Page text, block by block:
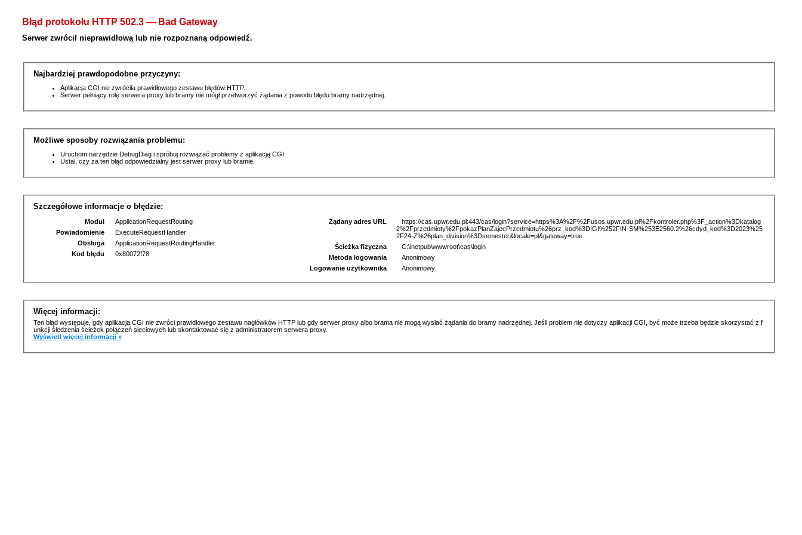
Błąd protokołu HTTP 502.3 — Bad Gateway
Serwer zwrócił nieprawidłową lub nie rozpoznaną odpowiedź.
Najbardziej prawdopodobne przyczyny:
Aplikacja CGI nie zwróciła prawidłowego zestawu błędów HTTP.
Serwer pełniący rolę serwera proxy lub bramy nie mógł przetworzyć żądania z powodu błędu bramy nadrzędnej.
Możliwe sposoby rozwiązania problemu:
Uruchom narzędzie DebugDiag i spróbuj rozwiązać problemy z aplikacją CGI.
Ustal, czy za ten błąd odpowiedzialny jest serwer proxy lub bramie.
Szczegółowe informacje o błędzie:
Moduł
ApplicationRequestRouting
Powiadomienie
ExecuteRequestHandler
Obsługa
ApplicationRequestRoutingHandler
Kod błędu
0x80072f78
Żądany adres URL
https://cas.upwr.edu.pl:443/cas/login?service=https%3A%2F%2Fusos.upwr.edu.pl%2Fkontroler.php%3F_action%3Dkatalog
2%2Fprzedmioty%2FpokazPlanZajecPrzedmiotu%26prz_kod%3DIGI%252FIN-SM%253E2560.2%26cdyd_kod%3D2023%25
2F24-Z%26plan_division%3Dsemester&locale=pl&gateway=true
Ścieżka fizyczna
C:\inetpub\wwwroot\cas\login
Metoda logowania
Anonimowy
Logowanie użytkownika
Anonimowy
Więcej informacji:
Ten błąd występuje, gdy aplikacja CGI nie zwróci prawidłowego zestawu nagłówków HTTP lub gdy serwer proxy albo brama nie mogą wysłać żądania do bramy nadrzędnej. Jeśli problem nie dotyczy aplikacji CGI, być może trzeba będzie skorzystać z f
unkcji śledzenia ścieżek połączeń sieciowych lub skontaktować się z administratorem serwera proxy.
Wyświetl więcej informacji »